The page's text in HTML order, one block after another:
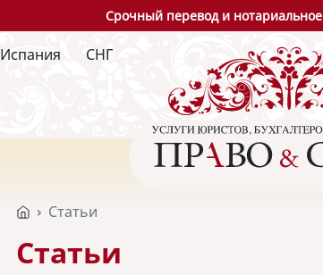
Срочный перевод и
Испания СНГ
Статьи
Статьи